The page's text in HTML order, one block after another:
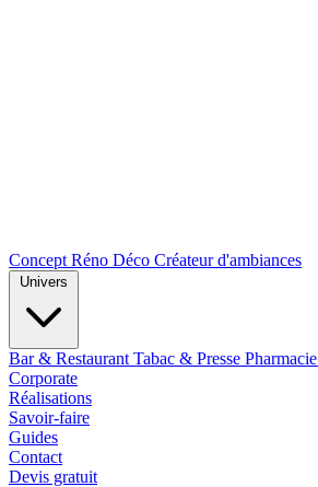
Concept Réno Déco Créateur d'ambiances
Bar & Restaurant Tabac & Presse Pharmacie
Corporate
Réalisations
Savoir-faire
Guides
Contact
Devis gratuit